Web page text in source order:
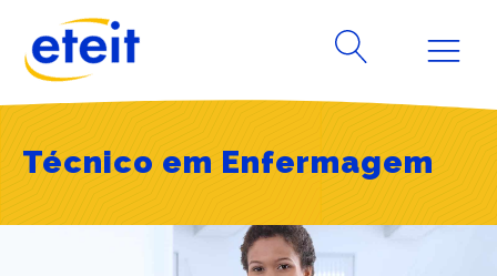
Técnico em Enfermagem